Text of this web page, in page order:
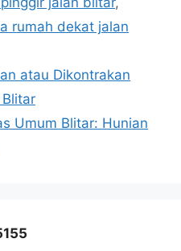
rumah dekat jalan
atau Dikontrakan
Umum Blitar: Hunian